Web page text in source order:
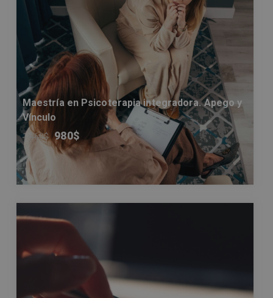
Maestría en Psicoterapia integradora. Apego y
Vínculo
1.960$ 980$